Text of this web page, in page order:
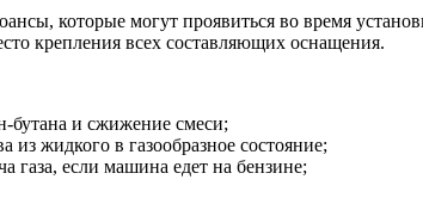
которые могут проявиться во время
крепления всех составляющих оснащения.
бутана и сжижение смеси;
жидкого в газообразное состояние;
газа, если машина едет на бензине;